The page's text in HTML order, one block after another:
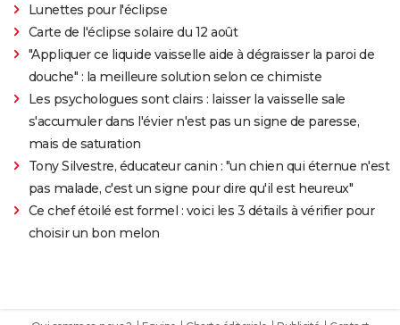
Lunettes pour l'éclipse
Carte de l'éclipse solaire du 12 août
"Appliquer ce liquide vaisselle aide à dégraisser la paroi de
douche" : la meilleure solution selon ce chimiste
Les psychologues sont clairs : laisser la vaisselle sale
s'accumuler dans l'évier n'est pas un signe de paresse,
mais de saturation
Tony Silvestre, éducateur canin : "un chien qui éternue n'est
pas malade, c'est un signe pour dire qu'il est heureux"
Ce chef étoilé est formel : voici les 3 détails à vérifier pour
choisir un bon melon